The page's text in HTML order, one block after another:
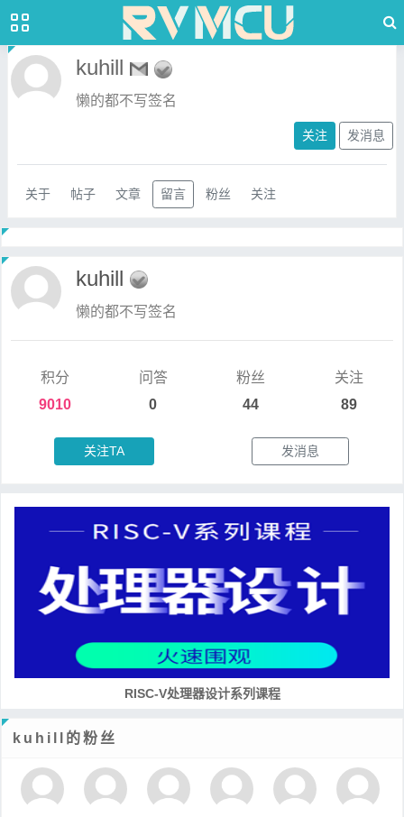
kuhill
懒的都不写签名
关注 发消息
关于 帖子 文章 留言 粉丝 关注
kuhill
懒的都不写签名
积分
9010
问答
0
粉丝
44
关注
89
关注TA 发消息
RISC-V处理器设计系列课程
kuhill的粉丝